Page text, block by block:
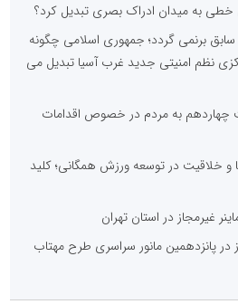
خطی به میدان ادراک بصری تبدیل کرد؟
برنمی گردد؛ جمهوری اسلامی چگونه
نظم امنیتی جدید غرب آسیا تبدیل می
چهاردهم به مردم در خصوص اقدامات
و خلاقیت در توسعه ورزش همگانی؛ کلید
غیرمجاز در پانزدهمین مانور سراسری طرح مهتاب